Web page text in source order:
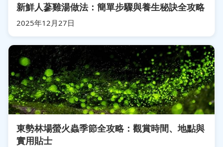
新鮮人蔘雞湯做法：簡單步驟與養生秘訣全攻略
2025年12月27日
東勢林場螢火蟲季節全攻略：觀賞時間、地點與
實用貼士